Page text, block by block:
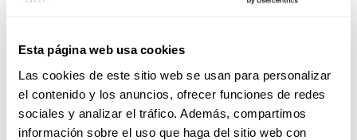
Esta página web usa cookies
Las cookies de este sitio web se usan para personalizar
el contenido y los anuncios, ofrecer funciones de redes
sociales y analizar el tráfico. Además, compartimos
información sobre el uso que haga del sitio web con
Los libros más famosos de José
Agustín